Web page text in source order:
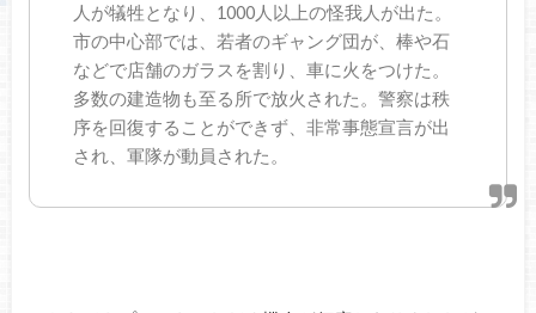
人が犠牲となり、1000人以上の怪我人が出た。
市の中心部では、若者のギャング団が、棒や石
などで店舗のガラスを割り、車に火をつけた。
多数の建造物も至る所で放火された。警察は秩
序を回復することができず、非常事態宣言が出
され、軍隊が動員された。